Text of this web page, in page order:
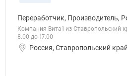
Переработчик, Производитель,
Компания Вита1 из Ставропольский
8.00 до 17.00
Россия, Ставропольский